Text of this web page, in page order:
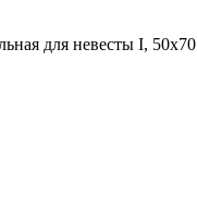
для невесты I, 50х70